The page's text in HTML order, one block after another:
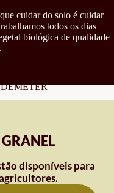
DE
cuidar do solo é cuidar
todos os dias
biológica de qualidade
disponíveis para